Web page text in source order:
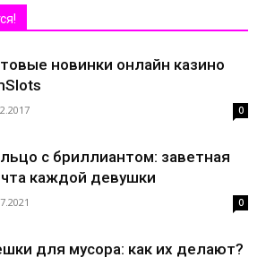
новинки онлайн казино
0
с бриллиантом: заветная
каждой девушки
0
для мусора: как их делают?